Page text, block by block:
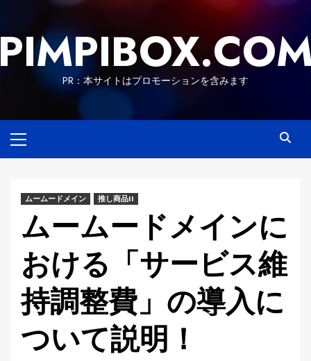
content
PR：本サイトはプロモーションを含みます
Menu
ムームードメイン 推し商品II
ムームードメインに
おける「サービス維
持調整費」の導入に
ついて説明！